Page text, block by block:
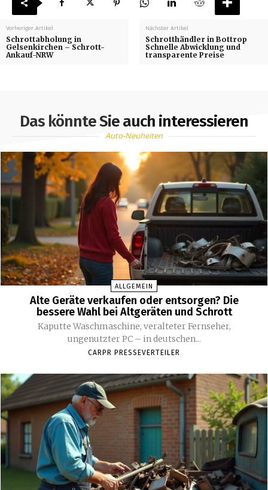
Vorheriger Artikel
Schrottabholung in
Gelsenkirchen – Schrott-
Ankauf-NRW
Nächster Artikel
Schrotthändler in Bottrop
Schnelle Abwicklung und
transparente Preise
Das könnte Sie auch interessieren
Auto-Neuheiten
ALLGEMEIN
Alte Geräte verkaufen oder entsorgen? Die
bessere Wahl bei Altgeräten und Schrott
Kaputte Waschmaschine, veralteter Fernseher,
ungenutzter PC – in deutschen...
CARPR PRESSEVERTEILER